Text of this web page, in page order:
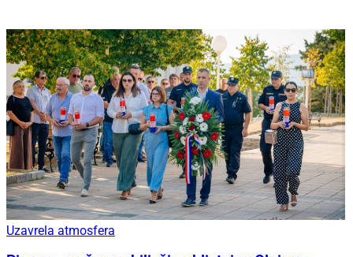
Uzavrela atmosfera